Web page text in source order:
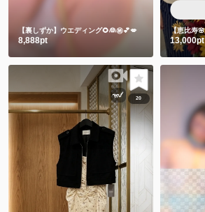
【裏しずか】ウエディング🌻👰㊙️💕💋
8,888pt 13,000pt
20